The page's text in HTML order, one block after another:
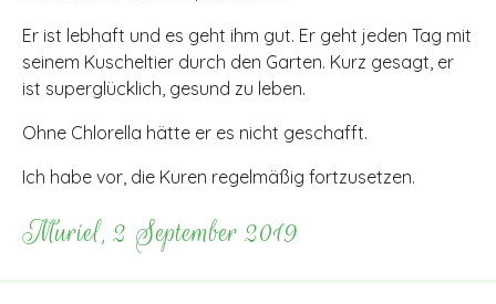
Er ist lebhaft und es geht ihm gut. Er geht jeden Tag mit
seinem Kuscheltier durch den Garten. Kurz gesagt, er
ist superglücklich, gesund zu leben.
Ohne Chlorella hätte er es nicht geschafft.
Ich habe vor, die Kuren regelmäßig fortzusetzen.
Muriel, 2 September 2019